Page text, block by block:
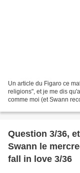
Un article du Figaro ce
religions", et je me dis
comme moi (et Swann
Question 3/36,
Swann le
fall in love 3/36